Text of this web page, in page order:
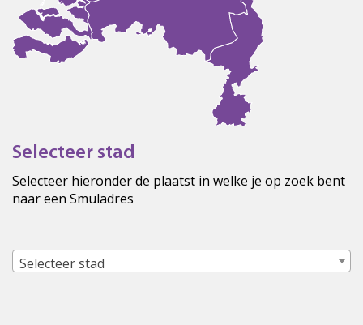
Selecteer stad
Selecteer hieronder de plaatst in welke je op zoek bent
naar een Smuladres
Selecteer stad